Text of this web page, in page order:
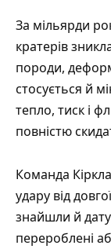
За мільярди
кратерів
породи,
стосується й
тепло, тиск і
повністю
Команда
удару від
знайшли й
перероблені